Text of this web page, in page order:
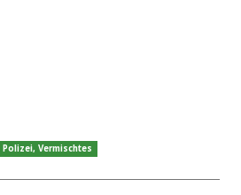
Polizei, Vermischtes